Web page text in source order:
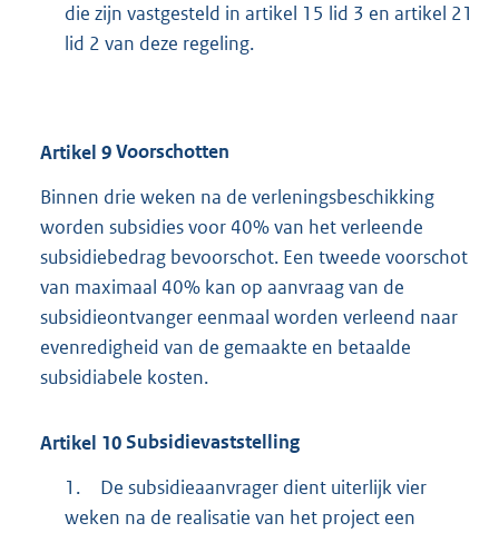
die zijn vastgesteld in artikel 15 lid 3 en artikel 21
lid 2 van deze regeling.
Artikel 9Voorschotten
Binnen drie weken na de verleningsbeschikking
worden subsidies voor 40% van het verleende
subsidiebedrag bevoorschot. Een tweede voorschot
van maximaal 40% kan op aanvraag van de
subsidieontvanger eenmaal worden verleend naar
evenredigheid van de gemaakte en betaalde
subsidiabele kosten.
Artikel 10Subsidievaststelling
1.
De subsidieaanvrager dient uiterlijk vier
weken na de realisatie van het project een